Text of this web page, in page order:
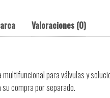
Valoraciones (0)
para válvulas y
compra por separado.